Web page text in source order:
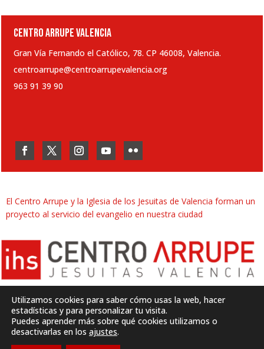
CENTRO ARRUPE VALENCIA
Gran Vía Fernando el Católico, 78. CP 46008, Valencia.
centroarrupe@centroarrupevalencia.org
963 91 39 90
El Centro Arrupe y la Iglesia de los Jesuitas de Valencia forman un
proyecto al servicio del evangelio en nuestra ciudad
Desarrollado porSJDigital
Utilizamos cookies para saber cómo usas la web, hacer
estadísticas y para personalizar tu visita.
Puedes aprender más sobre qué cookies utilizamos o
desactivarlas en los ajustes.